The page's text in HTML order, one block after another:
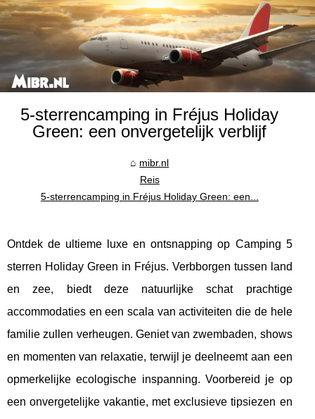
5-sterrencamping in Fréjus Holiday
Green: een onvergetelijk verblijf
mibr.nl
Reis
5-sterrencamping in Fréjus Holiday Green: een...
Ontdek de ultieme luxe en ontsnapping op Camping 5
sterren Holiday Green in Fréjus. Verbborgen tussen land
en zee, biedt deze natuurlijke schat prachtige
accommodaties en een scala van activiteiten die de hele
familie zullen verheugen. Geniet van zwembaden, shows
en momenten van relaxatie, terwijl je deelneemt aan een
opmerkelijke ecologische inspanning. Voorbereid je op
een onvergetelijke vakantie, met exclusieve tipsiezen en